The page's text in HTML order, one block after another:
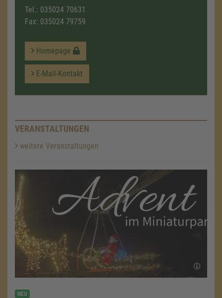
Tel.: 035024 70631
Fax: 035024 79759
Homepage
E-Mail-Kontakt
VERANSTALTUNGEN
weitere Veranstaltungen
NEU